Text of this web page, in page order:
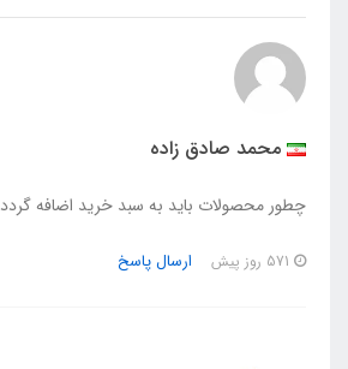
محمد صادق زاده
چطور محصولات باید به سبد خرید اضافه گردد
ارسال پاسخ